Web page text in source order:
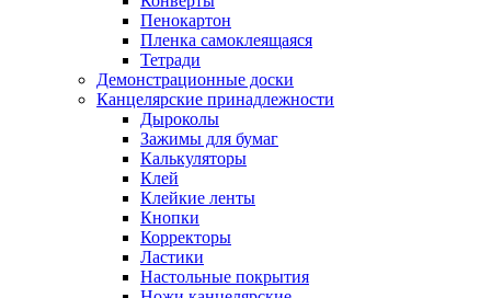
Пенокартон
Пленка самоклеящаяся
Тетради
Демонстрационные доски
Канцелярские принадлежности
Дыроколы
Зажимы для бумаг
Калькуляторы
Клей
Клейкие ленты
Кнопки
Корректоры
Ластики
Настольные покрытия